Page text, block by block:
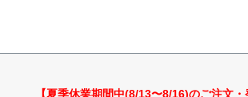
【夏季休業期間中(8/13〜8/16)のご注文・